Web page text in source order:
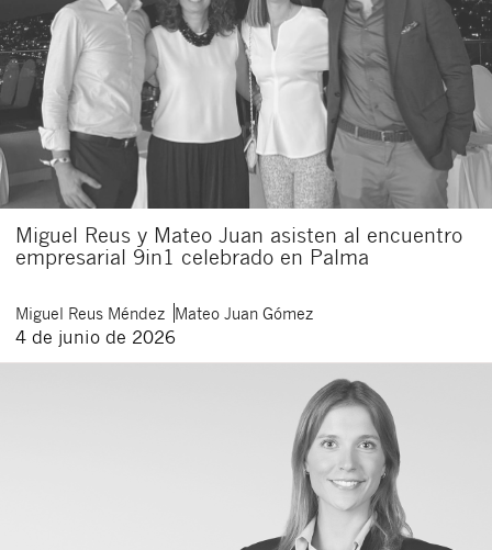
Miguel Reus y Mateo Juan asisten al encuentro
empresarial 9in1 celebrado en Palma
Miguel Reus Méndez Mateo Juan Gómez
4 de junio de 2026